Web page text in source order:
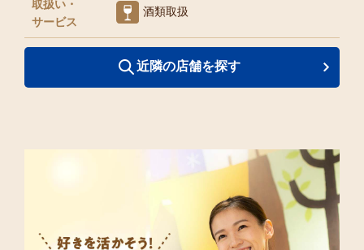
取扱い・
サービス
酒類取扱